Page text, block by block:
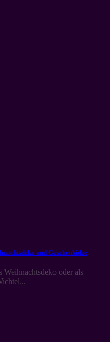
und Geschenkidee
Weihnachtsdeko oder als